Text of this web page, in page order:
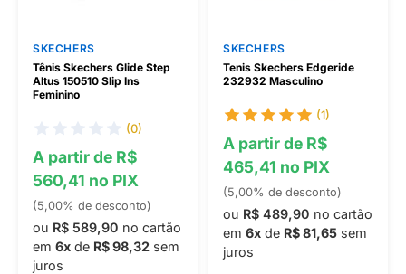
SKECHERS
Tênis Skechers Glide Step
Altus 150510 Slip Ins
Feminino
(0)
A partir de R$
560,41 no PIX
(5,00% de desconto)
ou R$ 589,90 no cartão
em 6x de R$ 98,32 sem
juros
SKECHERS
Tenis Skechers Edgeride
232932 Masculino
(1)
A partir de R$
465,41 no PIX
(5,00% de desconto)
ou R$ 489,90 no cartão
em 6x de R$ 81,65 sem
juros